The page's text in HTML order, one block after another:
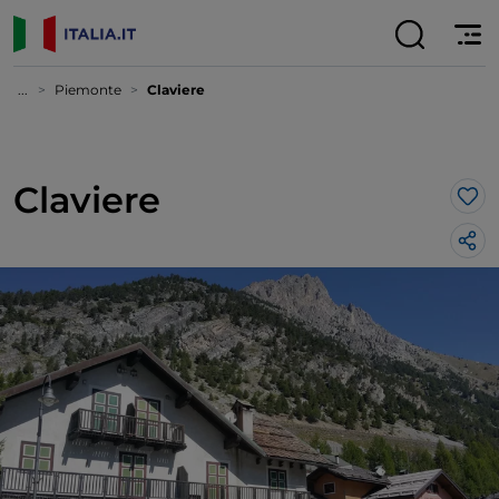
... Piemonte Claviere
Claviere